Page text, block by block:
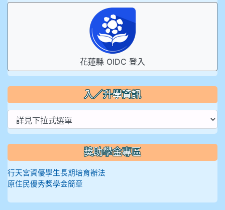
花蓮縣 OIDC 登入
入／升學資訊
獎助學金專區
行天宮資優學生長期培育辦法
原住民優秀獎學金簡章